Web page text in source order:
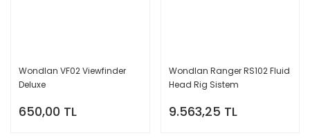
Wondlan VF02 Viewfinder
Deluxe
650,00 TL
Wondlan Ranger RS102 Fluid
Head Rig Sistem
9.563,25 TL